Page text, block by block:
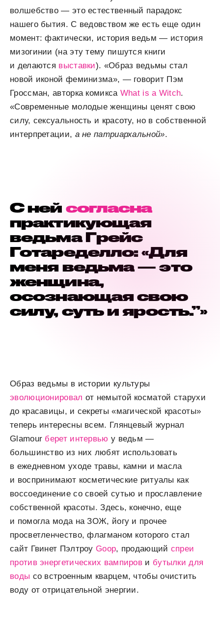
волшебство — это естественный парадокс
нашего бытия. С ведовством же есть еще один
момент: фактически, история ведьм — история
мизогинии (на эту тему пишутся книги
и делаются выставки). «Образ ведьмы стал
новой иконой феминизма», — говорит Пэм
Гроссман, авторка комикса What is a Witch.
«Современные молодые женщины ценят свою
силу, сексуальность и красоту, но в собственной
интерпретации, а не патриархальной».
С ней согласна
практикующая
ведьма Грейс
Готаределло: «Для
меня ведьма — это
женщина,
осознающая свою
силу, суть и ярость.”»
Образ ведьмы в истории культуры
эволюционировал от немытой косматой старухи
до красавицы, и секреты «магической красоты»
теперь интересны всем. Глянцевый журнал
Glamour берет интервью у ведьм —
большинство из них любят использовать
в ежедневном уходе травы, камни и масла
и воспринимают косметические ритуалы как
воссоединение со своей сутью и прославление
собственной красоты. Здесь, конечно, еще
и помогла мода на ЗОЖ, йогу и прочее
просветленчество, флагманом которого стал
сайт Гвинет Пэлтроу Goop, продающий спреи
против энергетических вампиров и бутылки для
воды со встроенным кварцем, чтобы очистить
воду от отрицательной энергии.